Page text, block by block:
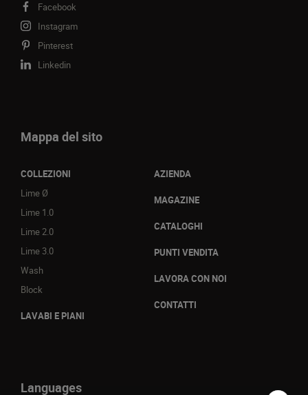
Facebook
Instagram
Pinterest
Linkedin
Mappa del sito
COLLEZIONI
Lime Ø
Lime 1.0
Lime 2.0
Lime 3.0
Wash
Block
LAVABI E PIANI
AZIENDA
MAGAZINE
CATALOGHI
PUNTI VENDITA
LAVORA CON NOI
CONTATTI
Languages